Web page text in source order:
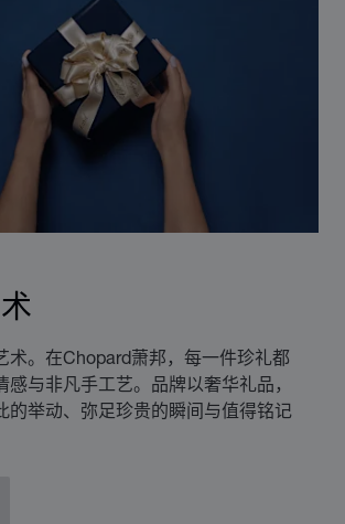
术。在Chopard萧邦，每一件珍礼都
感与非凡手工艺。品牌以奢华礼品，
的举动、弥足珍贵的瞬间与值得铭记